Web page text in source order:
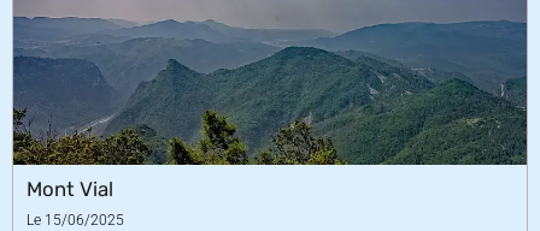
Mont Vial
Le 15/06/2025